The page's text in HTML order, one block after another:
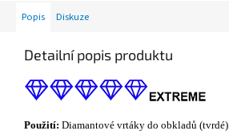
Popis Diskuze
Detailní popis produktu
Použití: Diamantové vrtáky do obkladů (tvrdé)